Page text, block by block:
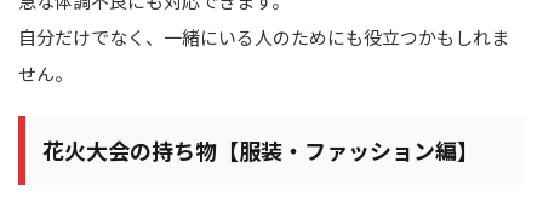
自分だけでなく、一緒にいる人のためにも役立つかもしれま
せん。
花火大会の持ち物【服装・ファッション編】